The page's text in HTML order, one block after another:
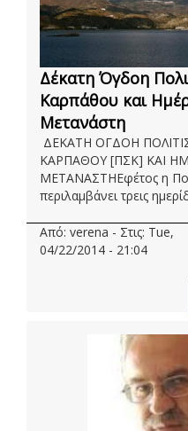
Δέκατη Όγδοη
Καρπάθου και
Μετανάστη
ΔΕΚΑΤΗ ΟΓΔΟΗ
ΚΑΡΠΑΘΟΥ [ΠΣΚ] ΚΑΙ
ΜΕΤΑΝΑΣΤΗΕφέτος η
περιλαμβάνει τρεις
Από: verena - Στις: Tue,
04/22/2014 - 21:04